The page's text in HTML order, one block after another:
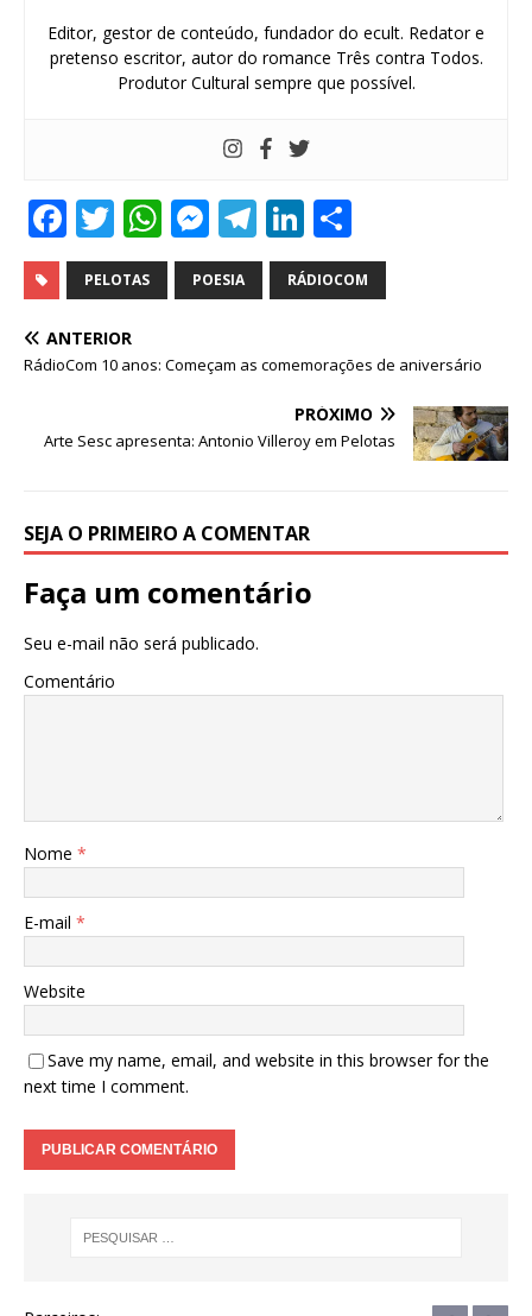
Editor, gestor de conteúdo, fundador do ecult. Redator e
pretenso escritor, autor do romance Três contra Todos.
Produtor Cultural sempre que possível.
F
a
c
e
b
o
T
w
it
te
r
W
h
at
A
p
M
e
ss
n
e
T
el
e
ra
Li
n
k
dI
n
h
ar
PELOTAS POESIA RÁDIOCOM
ANTERIOR
RádioCom 10 anos: Começam as comemorações de aniversário
PRÓXIMO
Arte Sesc apresenta: Antonio Villeroy em Pelotas
SEJA O PRIMEIRO A COMENTAR
Faça um comentário
Seu e-mail não será publicado.
Comentário
Nome *
E-mail *
Website
Save my name, email, and website in this browser for the
next time I comment.